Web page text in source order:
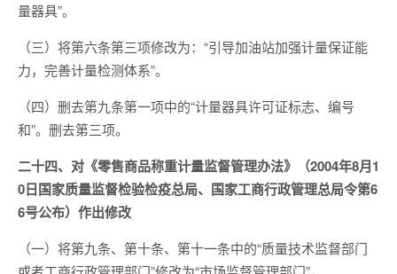
量器具”。
（三）将第六条第三项修改为：“引导加油站加强计量保证能
力，完善计量检测体系”。
（四）删去第九条第一项中的“计量器具许可证标志、编号
和”。删去第三项。
二十四、对《零售商品称重计量监督管理办法》（2004年8月1
0日国家质量监督检验检疫总局、国家工商行政管理总局令第6
6号公布）作出修改
（一）将第九条、第十条、第十一条中的“质量技术监督部门